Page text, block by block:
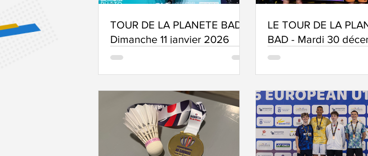
TOUR DE LA PLANETE BAD –
Dimanche 11 janvier 2026
LE TOUR DE LA
BAD - Mardi 30